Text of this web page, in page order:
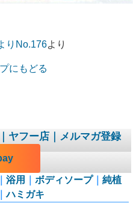
りNo.176より
にもどる
ヤフー店｜メルマガ登録
｜浴用 ｜ボディソープ｜純植
｜ハミガキ